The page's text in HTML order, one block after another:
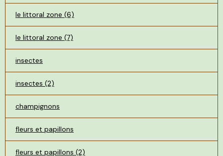
le littoral zone (6)
le littoral zone (7)
insectes
insectes (2)
champignons
fleurs et papillons
fleurs et papillons (2)